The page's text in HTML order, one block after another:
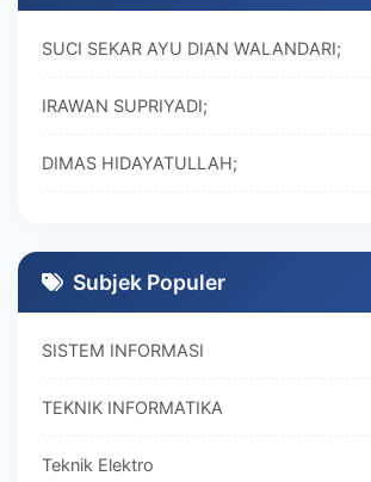
SUCI SEKAR AYU DIAN WALANDARI;
IRAWAN SUPRIYADI;
DIMAS HIDAYATULLAH;
DIVA MARISKA;
Subjek Populer
SISTEM INFORMASI
TEKNIK INFORMATIKA
Teknik Elektro